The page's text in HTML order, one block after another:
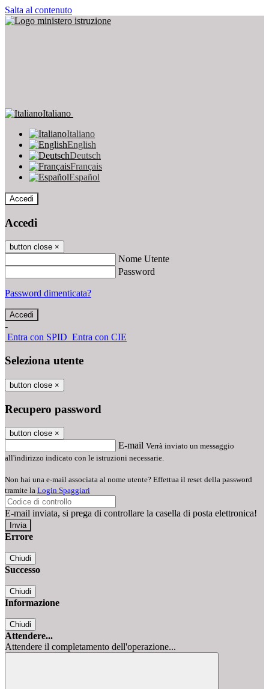
Salta al contenuto
Italiano
Italiano
English
Deutsch
Français
Español
Accedi
Accedi
button close ×
Nome Utente
Password
Password dimenticata?
-
Entra con SPID Entra con CIE
Seleziona utente
button close ×
Recupero password
button close ×
E-mail Verrà inviato un messaggio
all'indirizzo indicato con le istruzioni necessarie.
Non hai una e-mail associata al nome utente? Effettua il reset della password
tramite la Login Spaggiari
E-mail inviata, si prega di controllare la casella di posta elettronica!
Errore
Chiudi
Successo
Chiudi
Informazione
Chiudi
Attendere...
Attendere il completamento dell'operazione...